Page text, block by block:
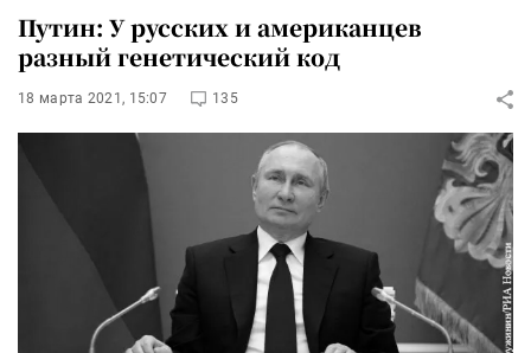
Путин: У русских и американцев
разный генетический код
18 марта 2021, 15:07 135